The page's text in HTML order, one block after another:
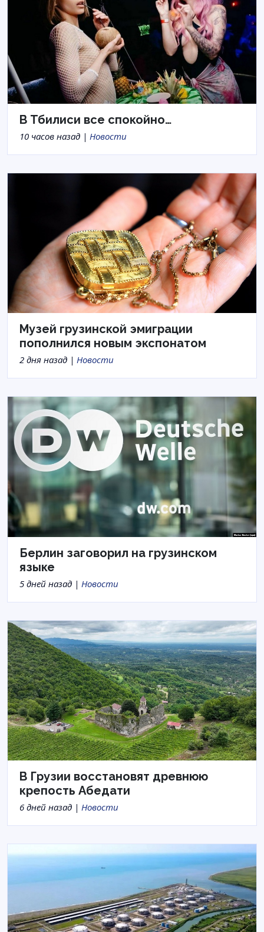
В Тбилиси все спокойно…
10 часов назад | Новости
Музей грузинской эмиграции
пополнился новым экспонатом
2 дня назад | Новости
Берлин заговорил на грузинском
языке
5 дней назад | Новости
В Грузии восстановят древнюю
крепость Абедати
6 дней назад | Новости